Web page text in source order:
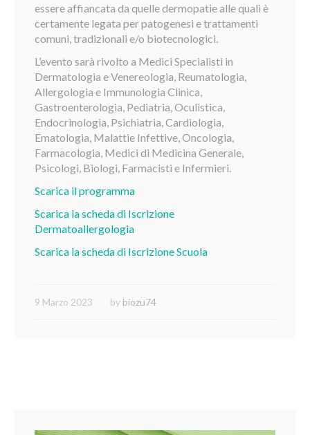
essere affiancata da quelle dermopatie alle quali è
certamente legata per patogenesi e trattamenti
comuni, tradizionali e/o biotecnologici.
L’evento sarà rivolto a Medici Specialisti in
Dermatologia e Venereologia, Reumatologia,
Allergologia e Immunologia Clinica,
Gastroenterologia, Pediatria, Oculistica,
Endocrinologia, Psichiatria, Cardiologia,
Ematologia, Malattie Infettive, Oncologia,
Farmacologia, Medici di Medicina Generale,
Psicologi, Biologi, Farmacisti e Infermieri.
Scarica il programma
Scarica la scheda di Iscrizione
Dermatoallergologia
Scarica la scheda di Iscrizione Scuola
9 Marzo 2023 by biozu74